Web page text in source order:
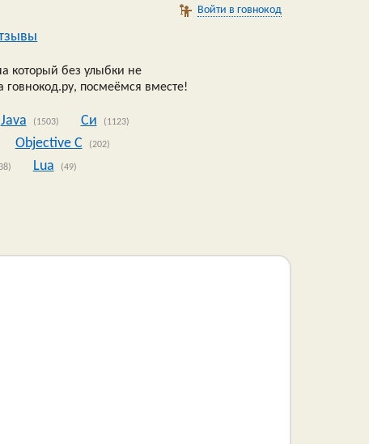
Войти в говнокод
который без улыбки не
говнокод.ру, посмеёмся вместе!
Java (1503) Си (1123)
Objective C (202)
Lua (49)